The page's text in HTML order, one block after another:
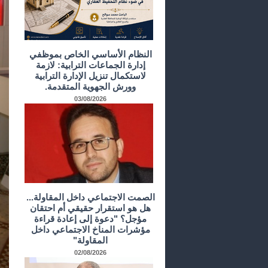
النظام الأساسي الخاص بموظفي
إدارة الجماعات الترابية: لازمة
لاستكمال تنزيل الإدارة الترابية
وورش الجهوية المتقدمة.
03/08/2026
الصمت الاجتماعي داخل المقاولة...
هل هو استقرار حقيقي أم احتقان
مؤجل؟ "دعوة إلى إعادة قراءة
مؤشرات المناخ الاجتماعي داخل
المقاولة"
02/08/2026